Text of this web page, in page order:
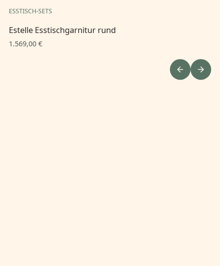
ESSTISCH-SETS
Estelle Esstischgarnitur rund
1.569,00 €